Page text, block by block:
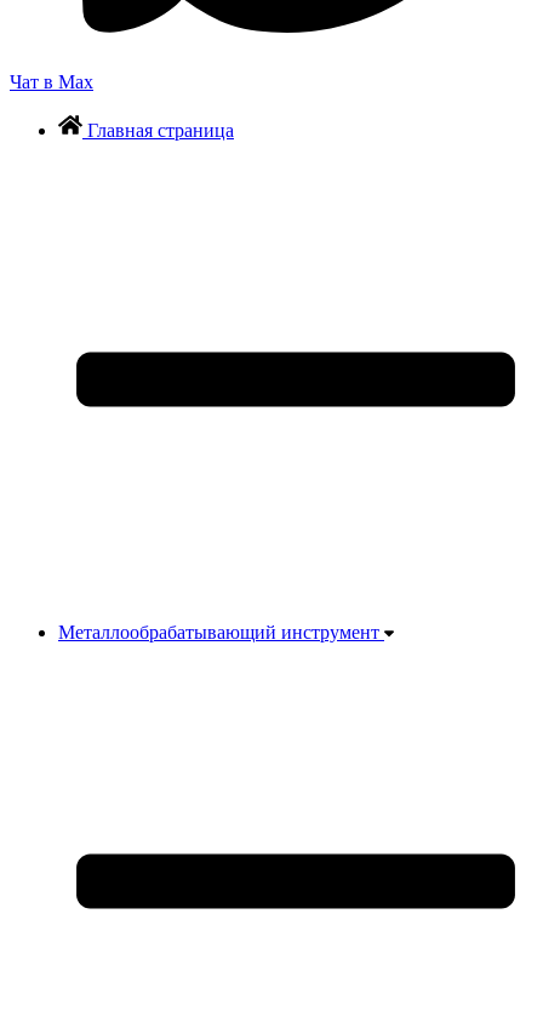
Чат в Max
Главная страница
Металлообрабатывающий инструмент